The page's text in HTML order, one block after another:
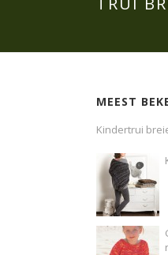
MEEST
Kindertrui